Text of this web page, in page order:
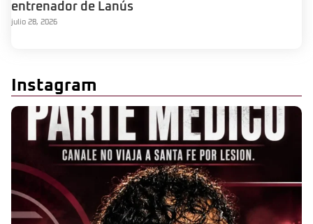
entrenador de Lanús
julio 28, 2026
Instagram